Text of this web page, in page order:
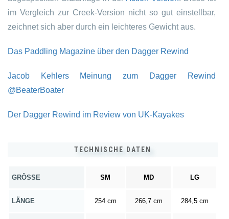
im Vergleich zur Creek-Version nicht so gut einstellbar,
zeichnet sich aber durch ein leichteres Gewicht aus.
Das Paddling Magazine über den Dagger Rewind
Jacob Kehlers Meinung zum Dagger Rewind
@BeaterBoater
Der Dagger Rewind im Review von UK-Kayakes
TECHNISCHE DATEN
GRÖSSE SM MD LG
LÄNGE 254 cm 266,7 cm 284,5 cm